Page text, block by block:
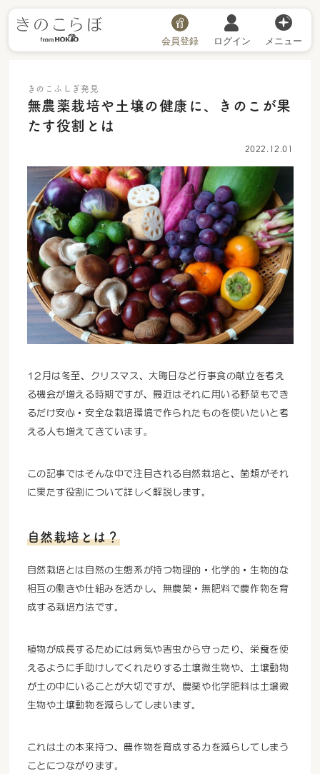
会員登録 ログイン メニュー
きのこふしぎ発見
無農薬栽培や土壌の健康に、きのこが果
たす役割とは
2022.12.01
12月は冬至、クリスマス、大晦日など行事食の献立を考え
る機会が増える時期ですが、最近はそれに用いる野菜もでき
るだけ安心・安全な栽培環境で作られたものを使いたいと考
える人も増えてきています。
この記事ではそんな中で注目される自然栽培と、菌類がそれ
に果たす役割について詳しく解説します。
自然栽培とは？
自然栽培とは自然の生態系が持つ物理的・化学的・生物的な
相互の働きや仕組みを活かし、無農薬・無肥料で農作物を育
成する栽培方法です。
植物が成長するためには病気や害虫から守ったり、栄養を使
えるように手助けしてくれたりする土壌微生物や、土壌動物
が土の中にいることが大切ですが、農薬や化学肥料は土壌微
生物や土壌動物を減らしてしまいます。
これは土の本来持つ、農作物を育成する力を減らしてしまう
ことにつながります。